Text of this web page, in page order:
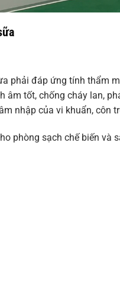
phải đáp ứng tính thẩm
âm tốt, chống cháy lan,
nhập của vi khuẩn, côn
phòng sạch chế biến và